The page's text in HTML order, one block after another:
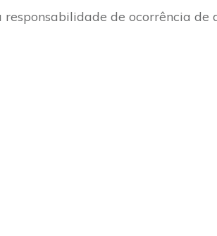
de ocorrência de